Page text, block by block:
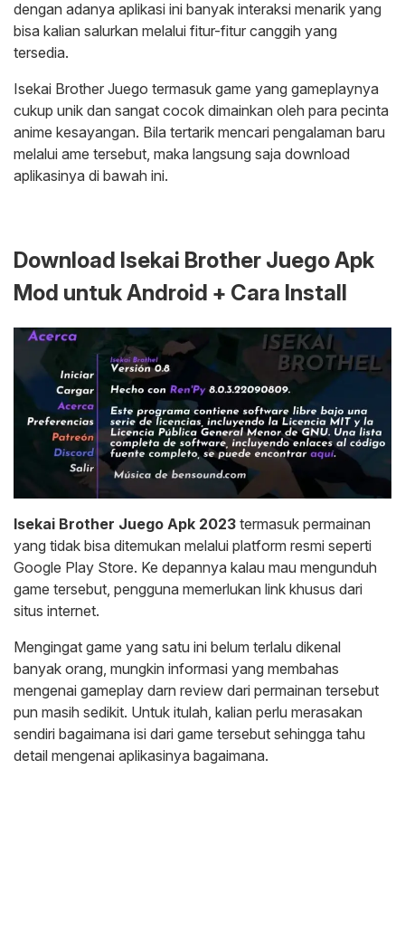
dengan adanya aplikasi ini banyak interaksi menarik yang
bisa kalian salurkan melalui fitur-fitur canggih yang
tersedia.
Isekai Brother Juego termasuk game yang gameplaynya
cukup unik dan sangat cocok dimainkan oleh para pecinta
anime kesayangan. Bila tertarik mencari pengalaman baru
melalui ame tersebut, maka langsung saja download
aplikasinya di bawah ini.
Download Isekai Brother Juego Apk
Mod untuk Android + Cara Install
Isekai Brother Juego Apk 2023 termasuk permainan
yang tidak bisa ditemukan melalui platform resmi seperti
Google Play Store. Ke depannya kalau mau mengunduh
game tersebut, pengguna memerlukan link khusus dari
situs internet.
Mengingat game yang satu ini belum terlalu dikenal
banyak orang, mungkin informasi yang membahas
mengenai gameplay darn review dari permainan tersebut
pun masih sedikit. Untuk itulah, kalian perlu merasakan
sendiri bagaimana isi dari game tersebut sehingga tahu
detail mengenai aplikasinya bagaimana.